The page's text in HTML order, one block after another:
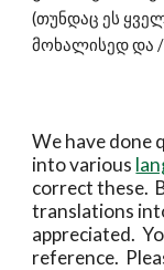
(თუნდაც ეს
მოხალისედ და
We have done
into various
correct these.
translations
appreciated.
reference.